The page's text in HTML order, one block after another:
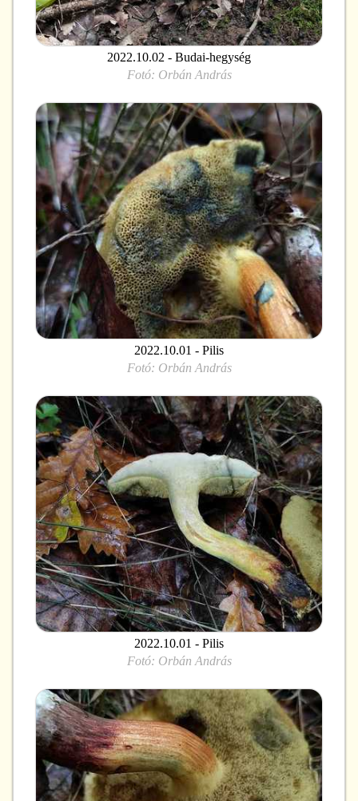
2022.10.02 - Budai-hegység
Fotó: Orbán András
2022.10.01 - Pilis
Fotó: Orbán András
2022.10.01 - Pilis
Fotó: Orbán András